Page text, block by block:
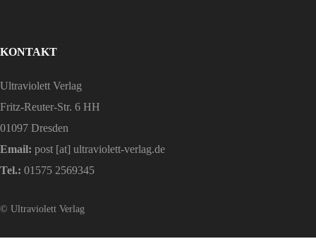
KONTAKT
Ultraviolett Verlag
Fritz-Reuter-Str. 6 HH
01097 Dresden
Email: post [at] ultraviolett-verlag.de
Tel.: 01575 2569345
© Ultraviolett Verlag